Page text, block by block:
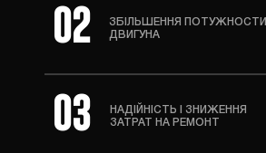
02
ЗБІЛЬШЕННЯ ПОТУЖНОСТИ
ДВИГУНА
03
НАДІЙНІСТЬ І ЗНИЖЕННЯ
ЗАТРАТ НА РЕМОНТ